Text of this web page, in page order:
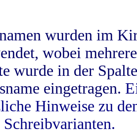
wurden im
wobei
wurde in der
eingetragen.
Hinweise zu